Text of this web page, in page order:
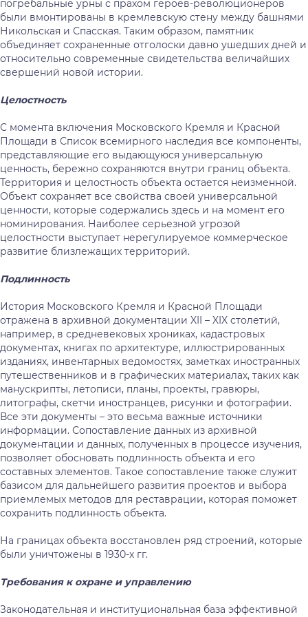
погребальные урны с прахом героев-революционеров
были вмонтированы в кремлевскую стену между башнями
Никольская и Спасская. Таким образом, памятник
объединяет сохраненные отголоски давно ушедших дней и
относительно современные свидетельства величайших
свершений новой истории.
Целостность
С момента включения Московского Кремля и Красной
Площади в Список всемирного наследия все компоненты,
представляющие его выдающуюся универсальную
ценность, бережно сохраняются внутри границ объекта.
Территория и целостность объекта остается неизменной.
Объект сохраняет все свойства своей универсальной
ценности, которые содержались здесь и на момент его
номинирования. Наиболее серьезной угрозой
целостности выступает нерегулируемое коммерческое
развитие близлежащих территорий.
Подлинность
История Московского Кремля и Красной Площади
отражена в архивной документации XII – XIX столетий,
например, в средневековых хрониках, кадастровых
документах, книгах по архитектуре, иллюстрированных
изданиях, инвентарных ведомостях, заметках иностранных
путешественников и в графических материалах, таких как
манускрипты, летописи, планы, проекты, гравюры,
литографы, скетчи иностранцев, рисунки и фотографии.
Все эти документы – это весьма важные источники
информации. Сопоставление данных из архивной
документации и данных, полученных в процессе изучения,
позволяет обосновать подлинность объекта и его
составных элементов. Такое сопоставление также служит
базисом для дальнейшего развития проектов и выбора
приемлемых методов для реставрации, которая поможет
сохранить подлинность объекта.
На границах объекта восстановлен ряд строений, которые
были уничтожены в 1930-х гг.
Требования к охране и управлению
Законодательная и институциональная база эффективной